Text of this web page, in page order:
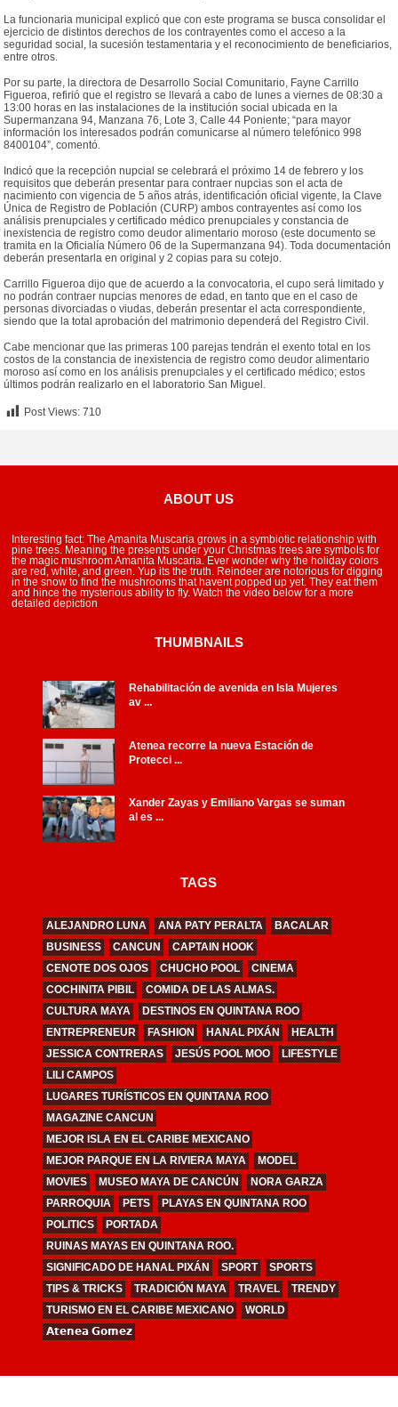
La funcionaria municipal explicó que con este programa se busca consolidar el
ejercicio de distintos derechos de los contrayentes como el acceso a la
seguridad social, la sucesión testamentaria y el reconocimiento de beneficiarios,
entre otros.
Por su parte, la directora de Desarrollo Social Comunitario, Fayne Carrillo
Figueroa, refirió que el registro se llevará a cabo de lunes a viernes de 08:30 a
13:00 horas en las instalaciones de la institución social ubicada en la
Supermanzana 94, Manzana 76, Lote 3, Calle 44 Poniente; “para mayor
información los interesados podrán comunicarse al número telefónico 998
8400104”, comentó.
Indicó que la recepción nupcial se celebrará el próximo 14 de febrero y los
requisitos que deberán presentar para contraer nupcias son el acta de
nacimiento con vigencia de 5 años atrás, identificación oficial vigente, la Clave
Única de Registro de Población (CURP) ambos contrayentes así como los
análisis prenupciales y certificado médico prenupciales y constancia de
inexistencia de registro como deudor alimentario moroso (este documento se
tramita en la Oficialía Número 06 de la Supermanzana 94). Toda documentación
deberán presentarla en original y 2 copias para su cotejo.
Carrillo Figueroa dijo que de acuerdo a la convocatoria, el cupo será limitado y
no podrán contraer nupcias menores de edad, en tanto que en el caso de
personas divorciadas o viudas, deberán presentar el acta correspondiente,
siendo que la total aprobación del matrimonio dependerá del Registro Civil.
Cabe mencionar que las primeras 100 parejas tendrán el exento total en los
costos de la constancia de inexistencia de registro como deudor alimentario
moroso así como en los análisis prenupciales y el certificado médico; estos
últimos podrán realizarlo en el laboratorio San Miguel.
Post Views: 710
ABOUT US
Interesting fact: The Amanita Muscaria grows in a symbiotic relationship with
pine trees. Meaning the presents under your Christmas trees are symbols for
the magic mushroom Amanita Muscaria. Ever wonder why the holiday colors
are red, white, and green. Yup its the truth. Reindeer are notorious for digging
in the snow to find the mushrooms that havent popped up yet. They eat them
and hince the mysterious ability to fly. Watch the video below for a more
detailed depiction
THUMBNAILS
Rehabilitación de avenida en Isla Mujeres
av ...
Atenea recorre la nueva Estación de
Protecci ...
Xander Zayas y Emiliano Vargas se suman
al es ...
TAGS
ALEJANDRO LUNA ANA PATY PERALTA
BACALAR
BUSINESS
CANCUN
CAPTAIN HOOK
CENOTE DOS OJOS
CHUCHO POOL
CINEMA
COCHINITA PIBIL
COMIDA DE LAS ALMAS.
CULTURA MAYA
DESTINOS EN QUINTANA ROO
ENTREPRENEUR
FASHION HANAL PIXÁN
HEALTH
JESSICA CONTRERAS
JESÚS POOL MOO
LIFESTYLE
LILI CAMPOS
LUGARES TURÍSTICOS EN QUINTANA ROO
MAGAZINE CANCUN
MEJOR ISLA EN EL CARIBE MEXICANO
MEJOR PARQUE EN LA RIVIERA MAYA
MODEL
MOVIES
MUSEO MAYA DE CANCÚN
NORA GARZA
PARROQUIA
PETS
PLAYAS EN QUINTANA ROO
POLITICS
PORTADA
RUINAS MAYAS EN QUINTANA ROO.
SIGNIFICADO DE HANAL PIXÁN
SPORT
SPORTS
TIPS & TRICKS
TRADICIÓN MAYA TRAVEL
TRENDY
TURISMO EN EL CARIBE MEXICANO
WORLD
𝗔𝘁𝗲𝗻𝗲𝗮 𝗚𝗼𝗺𝗲𝘇